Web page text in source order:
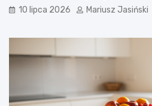
10 lipca 2026 Mariusz Jasiński